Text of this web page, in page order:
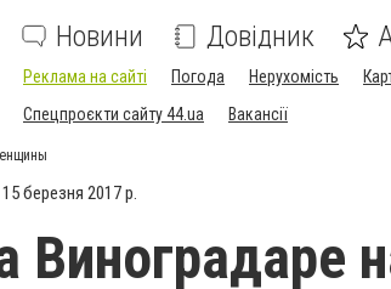
Новини Довідник
Реклама на сайті Погода Нерухомість
Спецпроєкти сайту 44.ua
Вакансії
березня 2017 р.
Виноградаре